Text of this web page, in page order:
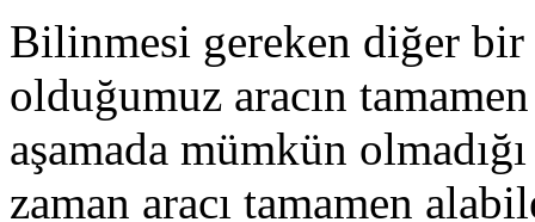
Bilinmesi gereken diğer bir
olduğumuz aracın
aşamada mümkün
zaman aracı tamamen